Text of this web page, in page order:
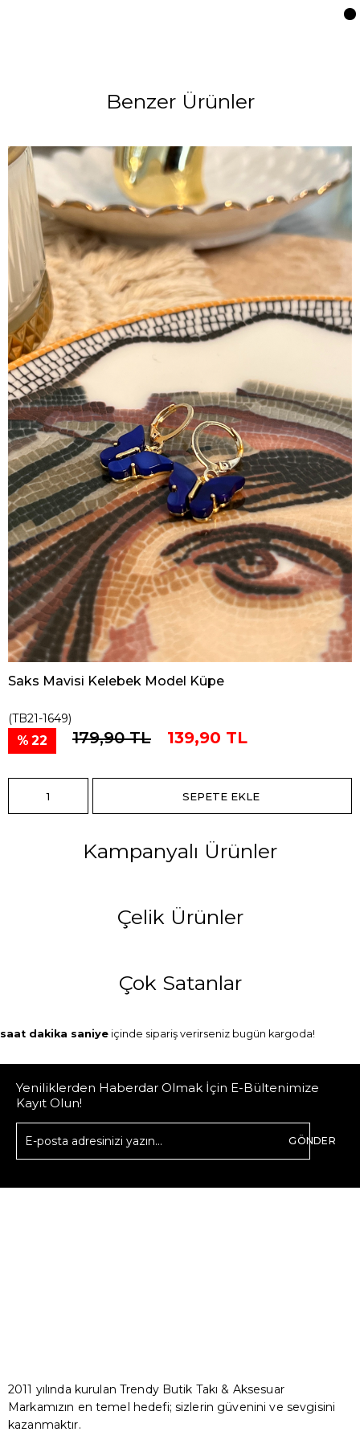
Benzer Ürünler
Saks Mavisi Kelebek Model Küpe
(TB21-1649)
22 179,90 TL 139,90 TL
Kampanyalı Ürünler
Çelik Ürünler
Çok Satanlar
saat dakika saniye içinde sipariş verirseniz bugün kargoda!
Yeniliklerden Haberdar Olmak İçin E-Bültenimize
Kayıt Olun!
GÖNDER
2011 yılında kurulan Trendy Butik Takı & Aksesuar
Markamızın en temel hedefi; sizlerin güvenini ve sevgisini
kazanmaktır.